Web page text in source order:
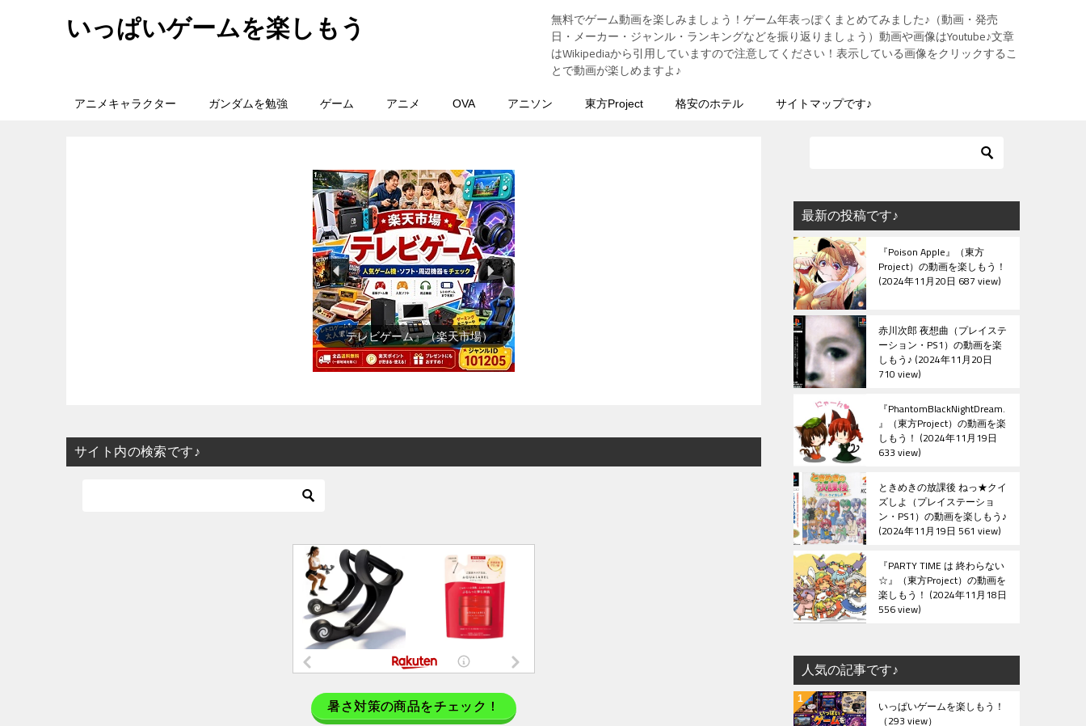
いっぱいゲームを楽しもう
無料でゲーム動画を楽しみましょう！ゲーム年表っぽくまとめてみました♪（動画・発売
日・メーカー・ジャンル・ランキングなどを振り返りましょう）動画や画像はYoutube♪文章
はWikipediaから引用していますので注意してください！表示している画像をクリックするこ
とで動画が楽しめますよ♪
アニメキャラクター ガンダムを勉強 ゲーム アニメ OVA アニソン 東方Project 格安のホテル サイトマップです♪
『日用品雑貨・文房具』（楽天市
場）
サイト内の検索です♪
暑さ対策の商品をチェック！
最新の投稿です♪
『Poison Apple』（東方
Project）の動画を楽しもう！
2024年11月20日 687 view
赤川次郎 夜想曲（プレイステ
ーション・PS1）の動画を楽
しもう♪ 2024年11月20日
710 view
『PhantomBlackNightDream.
』（東方Project）の動画を楽
しもう！ 2024年11月19日
633 view
ときめきの放課後 ねっ★クイ
ズしよ（プレイステーショ
ン・PS1）の動画を楽しもう♪
2024年11月19日 561 view
『PARTY TIME は 終わらない
☆』（東方Project）の動画を
楽しもう！ 2024年11月18日
556 view
人気の記事です♪
いっぱいゲームを楽しもう！
（293 view）